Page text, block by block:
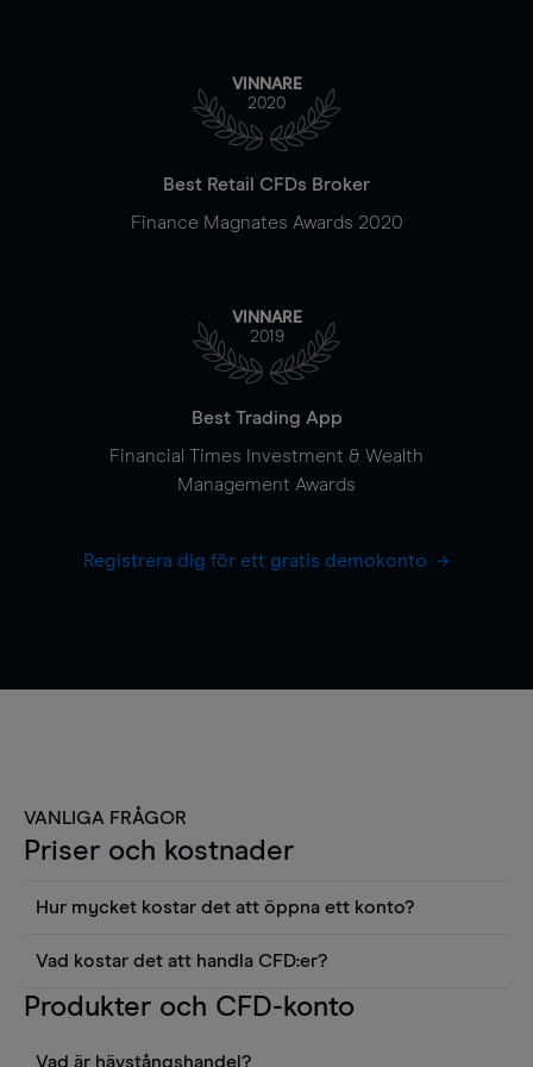
VINNARE
2020
Best Retail CFDs Broker
Finance Magnates Awards 2020
VINNARE
2019
Best Trading App
Financial Times Investment & Wealth
Management Awards
Registrera dig för ett gratis demokonto
VANLIGA FRÅGOR
Priser och kostnader
Hur mycket kostar det att öppna ett konto?
använda sådana verktyg som diagram, Reuters
aktierapporter utan kostnad.
Vad kostar det att handla CFD:er?
Det är en rad kostnader att tänka på när man
innehavskostnader (för positioner som hålls öppna
Produkter och CFD-konto
Vad är hävstångshandel?